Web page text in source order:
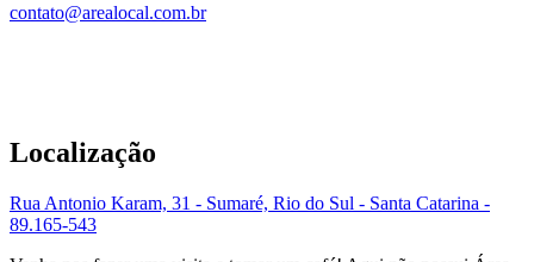
contato@arealocal.com.br
Localização
Rua Antonio Karam, 31 - Sumaré, Rio do Sul - Santa Catarina -
89.165-543